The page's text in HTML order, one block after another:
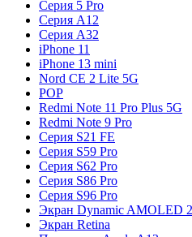
Серия 5 Pro
Серия A12
Серия A32
iPhone 11
iPhone 13 mini
Nord CE 2 Lite 5G
POP
Redmi Note 11 Pro Plus 5G
Redmi Note 9 Pro
Серия S21 FE
Серия S59 Pro
Серия S62 Pro
Серия S86 Pro
Серия S96 Pro
Экран Dynamic AMOLED
Экран Retina